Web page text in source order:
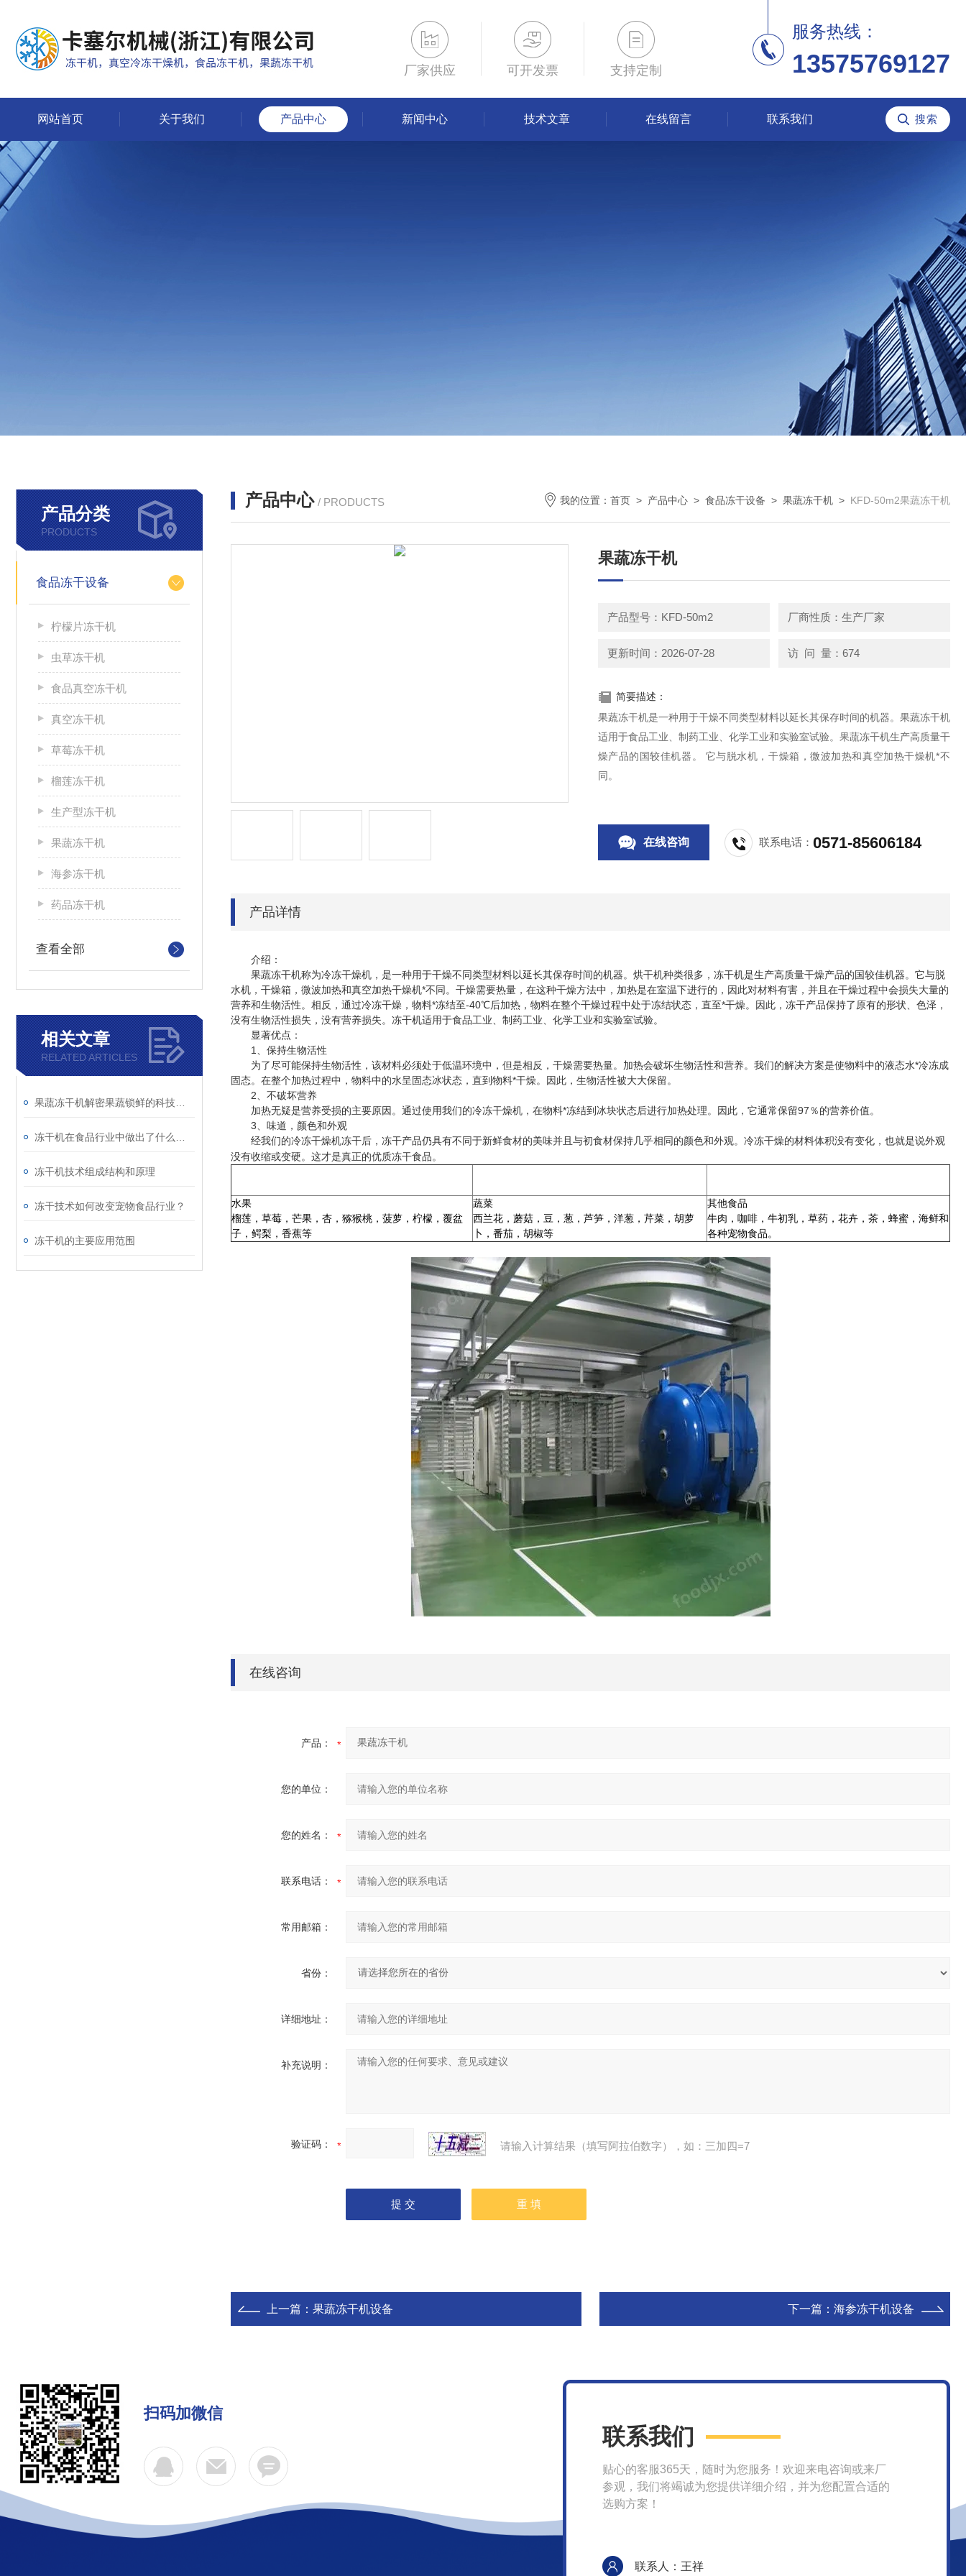
厂家供应 可开发票 支持定制
服务热线：
13575769127
网站首页 关于我们 产品中心 新闻中心 技术文章 在线留言 联系我们
产品分类
PRODUCTS
食品冻干设备
柠檬片冻干机
虫草冻干机
食品真空冻干机
真空冻干机
草莓冻干机
榴莲冻干机
生产型冻干机
果蔬冻干机
海参冻干机
药品冻干机
查看全部
相关文章
RELATED ARTICLES
冻干机技术组成结构和原理
冻干技术如何改变宠物食品行业？
冻干机的主要应用范围
产品中心 / PRODUCTS 我的位置： 首页 > 产品中心 > 食品冻干设备 > 果蔬冻干机 > KFD-50m2果蔬冻干机
果蔬冻干机
产品型号：KFD-50m2 厂商性质：生产厂家
更新时间：2026-07-28 访 问 量：674
简要描述：
果蔬冻干机是一种用于干燥不同类型材料以延长其保存时间的机器。果蔬冻干机
适用于食品工业、制药工业、化学工业和实验室试验。果蔬冻干机生产高质量干
燥产品的国较佳机器。 它与脱水机，干燥箱，微波加热和真空加热干燥机*不
同。
在线咨询 联系电话：0571-85606184
产品详情
介绍：
果蔬冻干机称为冷冻干燥机，是一种用于干燥不同类型材料以延长其保存时间的机器。烘干机种类很多，冻干机是生产高质量干燥产品的国较佳机器。它与脱
水机，干燥箱，微波加热和真空加热干燥机*不同。干燥需要热量，在这种干燥方法中，加热是在室温下进行的，因此对材料有害，并且在干燥过程中会损失大量的
营养和生物活性。相反，通过冷冻干燥，物料*冻结至-40℃后加热，物料在整个干燥过程中处于冻结状态，直至*干燥。因此，冻干产品保持了原有的形状、色泽，
没有生物活性损失，没有营养损失。冻干机适用于食品工业、制药工业、化学工业和实验室试验。
显著优点：
1、保持生物活性
为了尽可能保持生物活性，该材料必须处于低温环境中，但是相反，干燥需要热量。加热会破坏生物活性和营养。我们的解决方案是使物料中的液态水*冷冻成
固态。在整个加热过程中，物料中的水呈固态冰状态，直到物料*干燥。因此，生物活性被大大保留。
2、不破坏营养
加热无疑是营养受损的主要原因。通过使用我们的冷冻干燥机，在物料*冻结到冰块状态后进行加热处理。因此，它通常保留97％的营养价值。
3、味道，颜色和外观
经我们的冷冻干燥机冻干后，冻干产品仍具有不同于新鲜食材的美味并且与初食材保持几乎相同的颜色和外观。冷冻干燥的材料体积没有变化，也就是说外观
没有收缩或变硬。这才是真正的优质冻干食品。
水果
榴莲，草莓，芒果，杏，猕猴桃，菠萝，柠檬，覆盆
子，鳄梨，香蕉等
蔬菜
西兰花，蘑菇，豆，葱，芦笋，洋葱，芹菜，胡萝
卜，番茄，胡椒等
其他食品
牛肉，咖啡，牛初乳，草药，花卉，茶，蜂蜜，海鲜和
各种宠物食品。
在线咨询
产品：
您的单位：
您的姓名：
联系电话：
常用邮箱：
省份：
详细地址：
补充说明：
验证码： 请输入计算结果（填写阿拉伯数字），如：三加四=7
上一篇： 果蔬冻干机设备 下一篇： 海参冻干机设备
扫码加微信
联系我们
贴心的客服365天，随时为您服务！欢迎来电咨询或来厂
参观，我们将竭诚为您提供详细介绍，并为您配置合适的
选购方案！
联系人：王祥